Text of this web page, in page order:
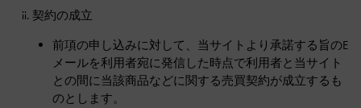
契約の成立
前項の申し込みに対して、当サイトより承諾する旨のE
メールを利用者宛に発信した時点で利用者と当サイト
との間に当該商品などに関する売買契約が成立するも
のとします。